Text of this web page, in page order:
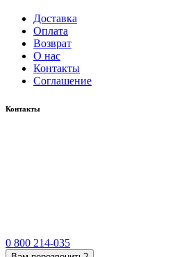
Доставка
Оплата
Возврат
О нас
Контакты
Соглашение
Контакты
0 800 214-035